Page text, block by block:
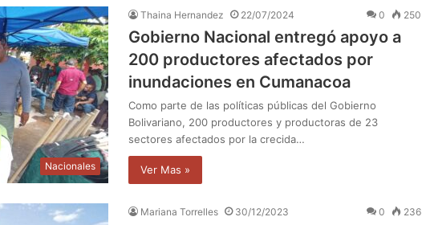
Nacionales
Thaina Hernandez 22/07/2024 0 250
Gobierno Nacional entregó apoyo a
200 productores afectados por
inundaciones en Cumanacoa
Como parte de las políticas públicas del Gobierno
Bolivariano, 200 productores y productoras de 23
sectores afectados por la crecida…
Ver Mas »
Mariana Torrelles 30/12/2023 0 236